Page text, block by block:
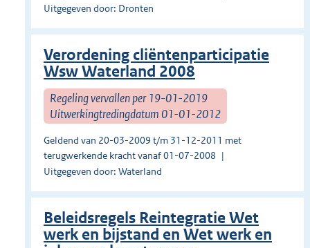
Uitgegeven door: Dronten
Verordening cliëntenparticipatie
Wsw Waterland 2008
Regeling vervallen per 19-01-2019
Uitwerkingtredingdatum 01-01-2012
Geldend van 20-03-2009 t/m 31-12-2011 met
terugwerkende kracht vanaf 01-07-2008
Uitgegeven door: Waterland
Beleidsregels Reintegratie Wet
werk en bijstand en Wet werk en